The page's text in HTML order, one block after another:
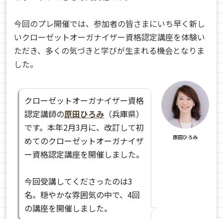
今回のプレ開催では、参加者の皆さまにいち早く新し
いクローゼットオーガナイザー資格認定講座を体験い
ただき、多くの気づきと学びが生まれる機会となりま
した。
クローゼットオーガナイザー資格
認定講師の原田ひろみ （兵庫県）
です。本年2月3月に、改訂して初
めてのクローゼットオーガナイザ
ー資格認定講座を開催しました。
今回受講してくださったのは3
名。穏やかな雰囲気の中で、4回
の講座を開催しました。
原田ひろみ